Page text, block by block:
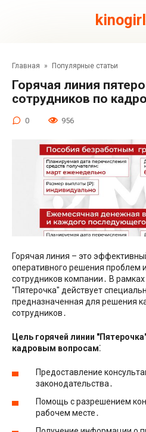
Главная » Популярные статьи
Горячая линия пятерочка для
сотрудников по
0 956
Горячая линия – это
оперативного решения проблем
сотрудников компании․ В
″Пятерочка″ действует
предназначенная для решения
сотрудников․
Цель горячей линии
кадровым вопросам⁚
Предоставление
законодательства․
Помощь с разрешением
рабочем месте․